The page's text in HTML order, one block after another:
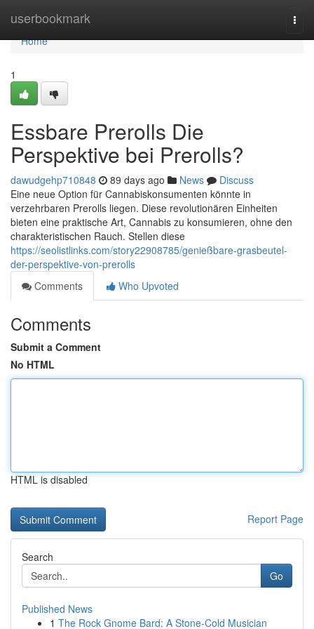
userbookmark
Home
Home
1
Essbare Prerolls Die
Perspektive bei Prerolls?
dawudgehp710848 89 days ago News
Discuss
Eine neue Option für Cannabiskonsumenten könnte in
verzehrbaren Prerolls liegen. Diese revolutionären Einheiten
bieten eine praktische Art, Cannabis zu konsumieren, ohne den
charakteristischen Rauch. Stellen diese
https://seolistlinks.com/story22908785/genießbare-grasbeutel-
der-perspektive-von-prerolls
Comments
Who Upvoted
Comments
Submit a Comment
No HTML
HTML is disabled
Report Page
Search
Go
Published News
1 The Rock Gnome Bard: A Stone-Cold Musician